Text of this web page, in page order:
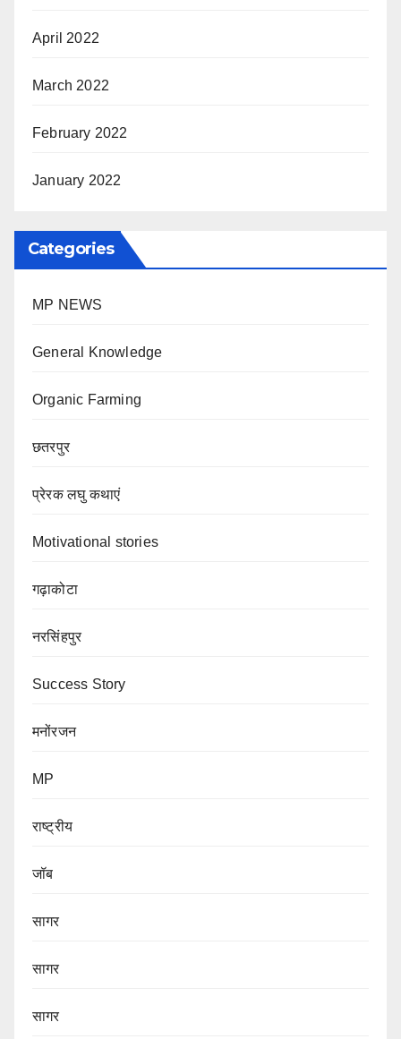
April 2022
March 2022
February 2022
January 2022
Categories
MP NEWS
General Knowledge
Organic Farming
छतरपुर
प्रेरक लघु कथाएं
Motivational stories
गढ़ाकोटा
नरसिंहपुर
Success Story
मनोंरजन
MP
राष्ट्रीय
जॉब
सागर
सागर
सागर